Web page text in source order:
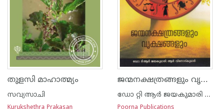
തുളസി മാഹാത്മ്യം
സവ്യസാചി
ജന്മനക്ഷത്രങ്ങളും വൃക്ഷങ്ങളും
ഡോ റ്റി ആര്‍ ജയകുമാരി ആന്റ് വിനോദ്